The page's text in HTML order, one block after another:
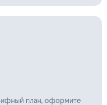
план, оформите